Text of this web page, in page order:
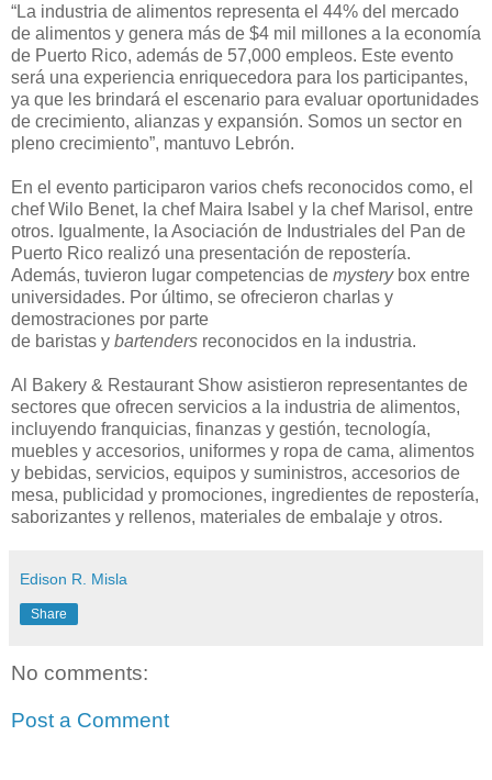
“La industria de alimentos representa el 44% del mercado
de alimentos y genera más de $4 mil millones a la economía
de Puerto Rico, además de 57,000 empleos. Este evento
será una experiencia enriquecedora para los participantes,
ya que les brindará el escenario para evaluar oportunidades
de crecimiento, alianzas y expansión. Somos un sector en
pleno crecimiento”, mantuvo Lebrón.
En el evento participaron varios chefs reconocidos como, el
chefWilo Benet, la chef Maira Isabel y la chef Marisol, entre
otros. Igualmente, la Asociación de Industriales del Pan de
Puerto Rico realizó una presentación de repostería.
Además, tuvieron lugar competencias de mysterybox entre
universidades. Por último, se ofrecieron charlas y
demostraciones por parte
de baristas y bartenders reconocidos en la industria.
Al Bakery & Restaurant Show asistieron representantes de
sectores que ofrecen servicios a la industria de alimentos,
incluyendo franquicias, finanzas y gestión, tecnología,
muebles y accesorios, uniformes y ropa de cama, alimentos
y bebidas, servicios, equipos y suministros, accesorios de
mesa, publicidad y promociones, ingredientes de repostería,
saborizantes y rellenos, materiales de embalaje y otros.
Edison R. Misla
Share
No comments:
Post a Comment